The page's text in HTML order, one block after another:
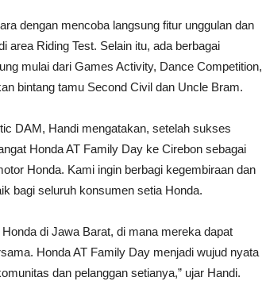
dengan mencoba langsung fitur unggulan dan
area Riding Test. Selain itu, ada berbagai
mulai dari Games Activity, Dance Competition,
bintang tamu Second Civil dan Uncle Bram.
DAM, Handi mengatakan, setelah sukses
Honda AT Family Day ke Cirebon sebagai
Honda. Kami ingin berbagi kegembiraan dan
bagi seluruh konsumen setia Honda.
di Jawa Barat, di mana mereka dapat
Honda AT Family Day menjadi wujud nyata
dan pelanggan setianya,” ujar Handi.